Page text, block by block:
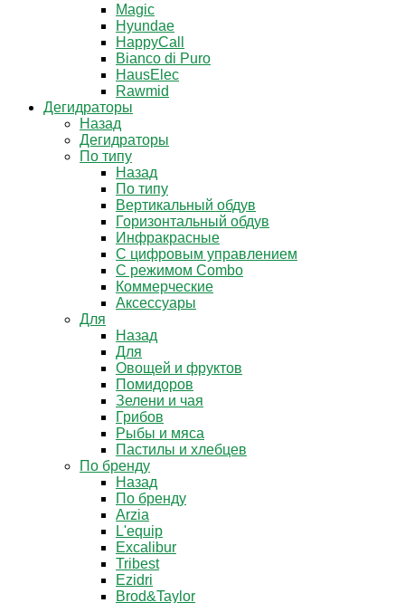
Magic
Hyundae
HappyCall
Bianco di Puro
HausElec
Rawmid
Дегидраторы
Назад
Дегидраторы
По типу
Назад
По типу
Вертикальный обдув
Горизонтальный обдув
Инфракрасные
С цифровым управлением
С режимом Combo
Коммерческие
Аксессуары
Для
Назад
Для
Овощей и фруктов
Помидоров
Зелени и чая
Грибов
Рыбы и мяса
Пастилы и хлебцев
По бренду
Назад
По бренду
Arzia
L'equip
Excalibur
Tribest
Ezidri
Brod&Taylor